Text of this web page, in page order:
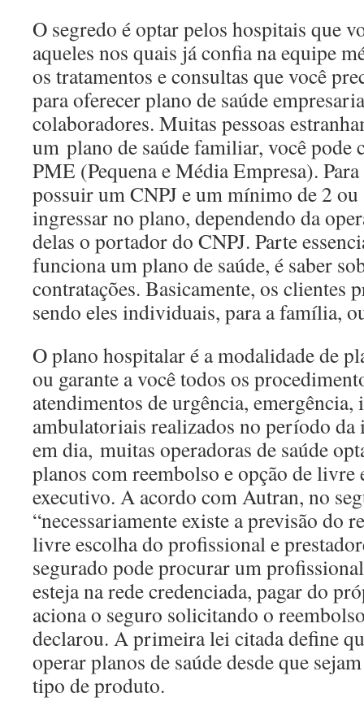
O segredo é optar pelos hospitais que
aqueles nos quais já confia na equipe
os tratamentos e consultas que você
para oferecer plano de saúde
colaboradores. Muitas pessoas
um plano de saúde familiar, você pode
PME (Pequena e Média Empresa).
possuir um CNPJ e um mínimo de 2 ou
ingressar no plano, dependendo da
delas o portador do CNPJ. Parte
funciona um plano de saúde, é saber
contratações. Basicamente, os clientes
sendo eles individuais, para a família,
O plano hospitalar é a modalidade de
ou garante a você todos os
atendimentos de urgência, emergência,
ambulatoriais realizados no período da
em dia, muitas operadoras de saúde
planos com reembolso e opção de livre
executivo. A acordo com Autran, no
“necessariamente existe a previsão do
livre escolha do profissional e
segurado pode procurar um
esteja na rede credenciada, pagar do
aciona o seguro solicitando o
declarou. A primeira lei citada define
operar planos de saúde desde que
tipo de produto.